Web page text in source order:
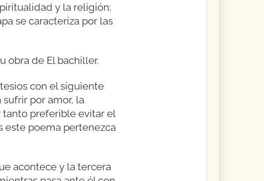
y la religión;
se caracteriza por las
obra de El bachiller.
con el siguiente
por amor, la
tanto preferible evitar el
este poema pertenezca
acontece y la tercera